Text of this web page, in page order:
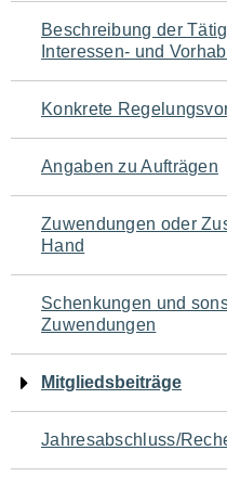
für
den
Seiteninhalt
Beschreibung der
Interessen- und
Konkrete
Angaben zu Aufträgen
Zuwendungen oder
Hand
Schenkungen und
Zuwendungen
Mitgliedsbeiträge
Jahresabschluss/